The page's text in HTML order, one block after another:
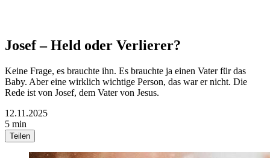
Josef – Held oder Verlierer?
Keine Frage, es brauchte ihn. Es brauchte ja einen Vater für das
Baby. Aber eine wirklich wichtige Person, das war er nicht. Die
Rede ist von Josef, dem Vater von Jesus.
12.11.2025
5 min
Teilen